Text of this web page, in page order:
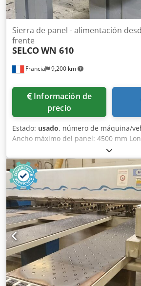
Francia 9,200 km
Sierra de panel - alimentación
frente
SELCOWN 610
Información de
precio
Estado: usado, número de máquina/
Ancho máximo del panel: 4500 mm
panel: 4500 mm Diámetro máximo de
principal: 95 mm Número de
Cjdpozg Uztjfx Alisrf